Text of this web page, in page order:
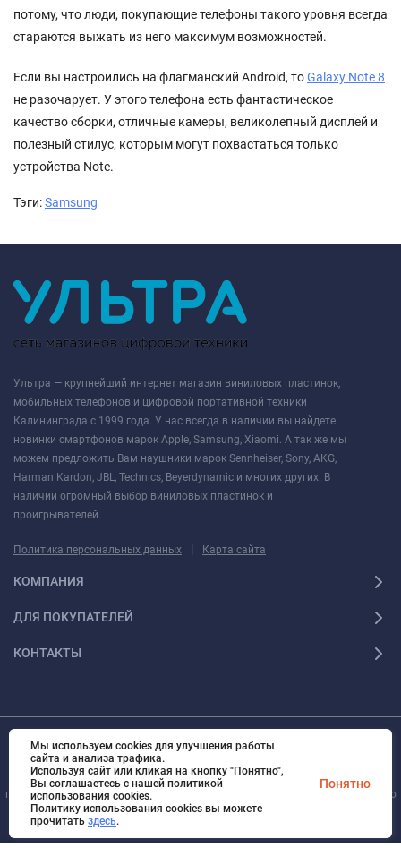
потому, что люди, покупающие телефоны такого уровня всегда
стараются выжать из него максимум возможностей.
Если вы настроились на флагманский Android, тоGalaxy Note 8
не разочарует. У этого телефона есть фантастическое
качество сборки, отличные камеры, великолепный дисплей и
полезный стилус, которым могут похвастаться только
устройства Note.
Тэги:Samsung
Ультра — крупнейший интернет магазин виниловых пластинок,
мобильных телефонов и цифровой портативной техники
Калининграда с 1999 года. У нас всегда в наличии вы найдете
новинки смартфонов марок Apple, Samsung, Xiaomi. А так же мы
можем предложить Вам наушники марок Sennheiser, Sony, AKG,
Harman Kardon, JBL, Technics, Beyerdynamic и многих других. В
наличии огромный выбор виниловых пластинок и
проигрывателей.
Политика персональных данных | Карта сайта
КОМПАНИЯ
ДЛЯ ПОКУПАТЕЛЕЙ
КОНТАКТЫ
© 2010 - 2026 Ультра Все права защищены Ультра - Калининградский
интернет-магазин. Все права защищены.
Вся информация на сайте носит справочный характер и не является
публичной офертой, определяемой положениями Статьи 437 Гражданского
кодекса Российской Федерации
Мы используем cookies для улучшения работы
сайта и анализа трафика.
Используя сайт или кликая на кнопку "Понятно",
Вы соглашаетесь с нашей политикой
использования cookies.
Политику использования cookies вы можете
прочитать здесь.
Понятно